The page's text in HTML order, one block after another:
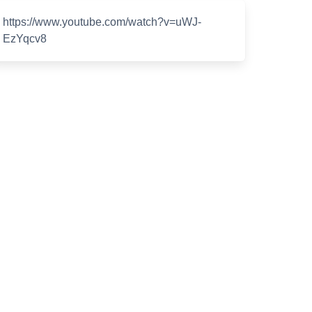
https://www.youtube.com/watch?v=uWJ-
EzYqcv8